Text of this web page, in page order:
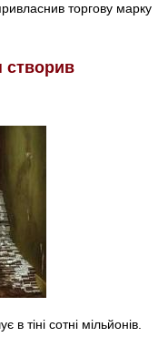
торгову марку
створив
тіні сотні мільйонів.